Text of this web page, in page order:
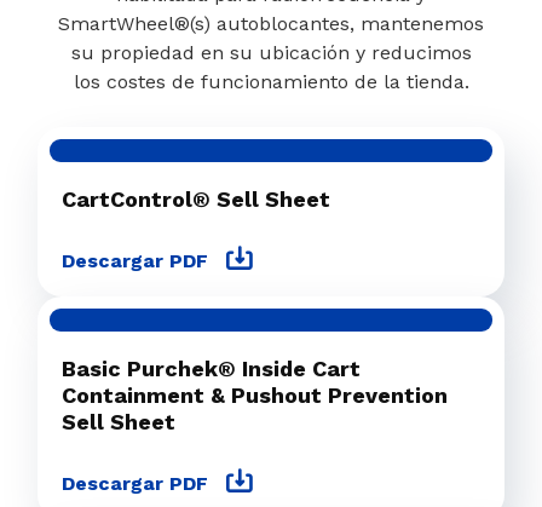
SmartWheel®(s) autoblocantes, mantenemos
su propiedad en su ubicación y reducimos
los costes de funcionamiento de la tienda.
CartControl® Sell Sheet
Descargar PDF
Basic Purchek® Inside Cart
Containment & Pushout Prevention
Sell Sheet
Descargar PDF